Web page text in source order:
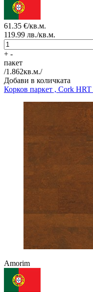
61.35 €/кв.м.
119.99 лв./кв.м.
+ -
пакет
/1.862кв.м./
Добави в количката
Корков паркет , Cork HRT
Amorim